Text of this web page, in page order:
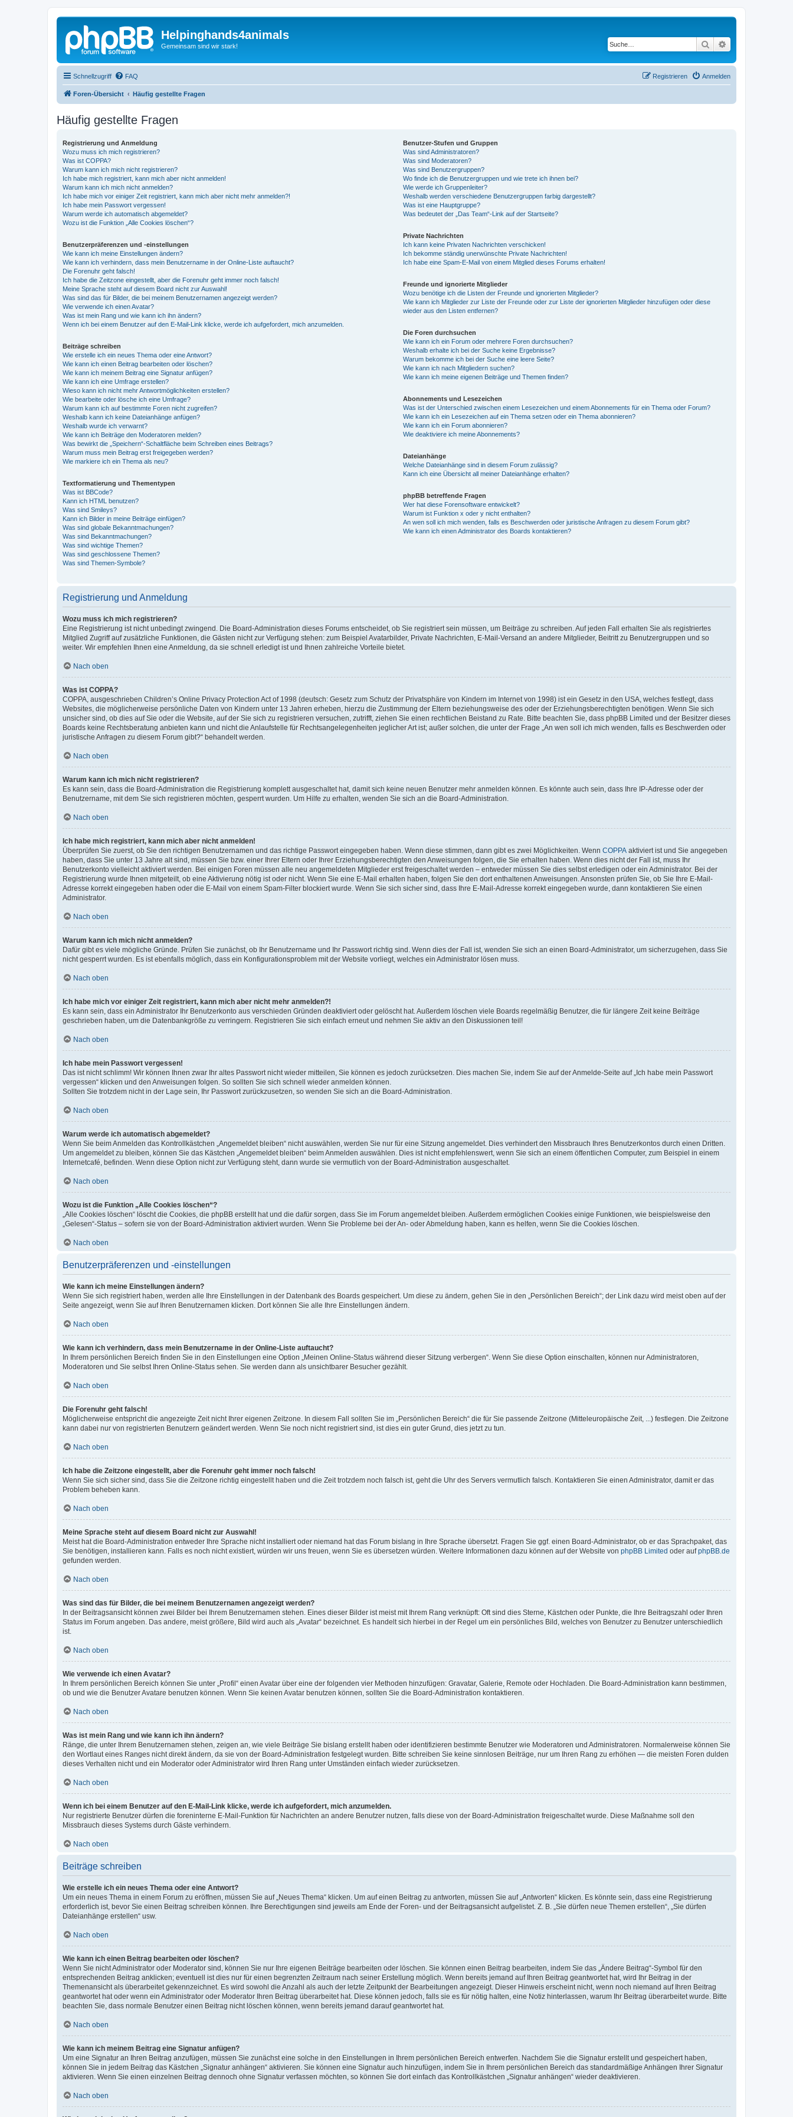
Helpinghands4animals
Gemeinsam sind wir stark! Suche
Schnellzugriff FAQ Anmelden
Registrieren
Foren-Übersicht Häufig gestellte Fragen
Häufig gestellte Fragen
Registrierung und Anmeldung
Wozu muss ich mich registrieren?
Was ist COPPA?
Warum kann ich mich nicht registrieren?
Ich habe mich registriert, kann mich aber nicht anmelden!
Warum kann ich mich nicht anmelden?
Ich habe mich vor einiger Zeit registriert, kann mich aber nicht mehr anmelden?!
Ich habe mein Passwort vergessen!
Warum werde ich automatisch abgemeldet?
Wozu ist die Funktion „Alle Cookies löschen“?
Benutzerpräferenzen und -einstellungen
Wie kann ich meine Einstellungen ändern?
Wie kann ich verhindern, dass mein Benutzername in der Online-Liste auftaucht?
Die Forenuhr geht falsch!
Ich habe die Zeitzone eingestellt, aber die Forenuhr geht immer noch falsch!
Meine Sprache steht auf diesem Board nicht zur Auswahl!
Was sind das für Bilder, die bei meinem Benutzernamen angezeigt werden?
Wie verwende ich einen Avatar?
Was ist mein Rang und wie kann ich ihn ändern?
Wenn ich bei einem Benutzer auf den E-Mail-Link klicke, werde ich aufgefordert, mich anzumelden.
Beiträge schreiben
Wie erstelle ich ein neues Thema oder eine Antwort?
Wie kann ich einen Beitrag bearbeiten oder löschen?
Wie kann ich meinem Beitrag eine Signatur anfügen?
Wie kann ich eine Umfrage erstellen?
Wieso kann ich nicht mehr Antwortmöglichkeiten erstellen?
Wie bearbeite oder lösche ich eine Umfrage?
Warum kann ich auf bestimmte Foren nicht zugreifen?
Weshalb kann ich keine Dateianhänge anfügen?
Weshalb wurde ich verwarnt?
Wie kann ich Beiträge den Moderatoren melden?
Was bewirkt die „Speichern“-Schaltfläche beim Schreiben eines Beitrags?
Warum muss mein Beitrag erst freigegeben werden?
Wie markiere ich ein Thema als neu?
Textformatierung und Thementypen
Was ist BBCode?
Kann ich HTML benutzen?
Was sind Smileys?
Kann ich Bilder in meine Beiträge einfügen?
Was sind globale Bekanntmachungen?
Was sind Bekanntmachungen?
Was sind wichtige Themen?
Was sind geschlossene Themen?
Was sind Themen-Symbole?
Benutzer-Stufen und Gruppen
Was sind Administratoren?
Was sind Moderatoren?
Was sind Benutzergruppen?
Wo finde ich die Benutzergruppen und wie trete ich ihnen bei?
Wie werde ich Gruppenleiter?
Weshalb werden verschiedene Benutzergruppen farbig dargestellt?
Was ist eine Hauptgruppe?
Was bedeutet der „Das Team“-Link auf der Startseite?
Private Nachrichten
Ich kann keine Privaten Nachrichten verschicken!
Ich bekomme ständig unerwünschte Private Nachrichten!
Ich habe eine Spam-E-Mail von einem Mitglied dieses Forums erhalten!
Freunde und ignorierte Mitglieder
Wozu benötige ich die Listen der Freunde und ignorierten Mitglieder?
Wie kann ich Mitglieder zur Liste der Freunde oder zur Liste der ignorierten Mitglieder hinzufügen oder diese
wieder aus den Listen entfernen?
Die Foren durchsuchen
Wie kann ich ein Forum oder mehrere Foren durchsuchen?
Weshalb erhalte ich bei der Suche keine Ergebnisse?
Warum bekomme ich bei der Suche eine leere Seite?
Wie kann ich nach Mitgliedern suchen?
Wie kann ich meine eigenen Beiträge und Themen finden?
Abonnements und Lesezeichen
Was ist der Unterschied zwischen einem Lesezeichen und einem Abonnements für ein Thema oder Forum?
Wie kann ich ein Lesezeichen auf ein Thema setzen oder ein Thema abonnieren?
Wie kann ich ein Forum abonnieren?
Wie deaktiviere ich meine Abonnements?
Dateianhänge
Welche Dateianhänge sind in diesem Forum zulässig?
Kann ich eine Übersicht all meiner Dateianhänge erhalten?
phpBB betreffende Fragen
Wer hat diese Forensoftware entwickelt?
Warum ist Funktion x oder y nicht enthalten?
An wen soll ich mich wenden, falls es Beschwerden oder juristische Anfragen zu diesem Forum gibt?
Wie kann ich einen Administrator des Boards kontaktieren?
Registrierung und Anmeldung
Wozu muss ich mich registrieren?
Eine Registrierung ist nicht unbedingt zwingend. Die Board-Administration dieses Forums entscheidet, ob Sie registriert sein müssen, um Beiträge zu schreiben. Auf jeden Fall erhalten Sie als registriertes
Mitglied Zugriff auf zusätzliche Funktionen, die Gästen nicht zur Verfügung stehen: zum Beispiel Avatarbilder, Private Nachrichten, E-Mail-Versand an andere Mitglieder, Beitritt zu Benutzergruppen und so
weiter. Wir empfehlen Ihnen eine Anmeldung, da sie schnell erledigt ist und Ihnen zahlreiche Vorteile bietet.
Nach oben
Was ist COPPA?
COPPA, ausgeschrieben Children’s Online Privacy Protection Act of 1998 (deutsch: Gesetz zum Schutz der Privatsphäre von Kindern im Internet von 1998) ist ein Gesetz in den USA, welches festlegt, dass
Websites, die möglicherweise persönliche Daten von Kindern unter 13 Jahren erheben, hierzu die Zustimmung der Eltern beziehungsweise des oder der Erziehungsberechtigten benötigen. Wenn Sie sich
unsicher sind, ob dies auf Sie oder die Website, auf der Sie sich zu registrieren versuchen, zutrifft, ziehen Sie einen rechtlichen Beistand zu Rate. Bitte beachten Sie, dass phpBB Limited und der Besitzer dieses
Boards keine Rechtsberatung anbieten kann und nicht die Anlaufstelle für Rechtsangelegenheiten jeglicher Art ist; außer solchen, die unter der Frage „An wen soll ich mich wenden, falls es Beschwerden oder
juristische Anfragen zu diesem Forum gibt?“ behandelt werden.
Nach oben
Warum kann ich mich nicht registrieren?
Es kann sein, dass die Board-Administration die Registrierung komplett ausgeschaltet hat, damit sich keine neuen Benutzer mehr anmelden können. Es könnte auch sein, dass Ihre IP-Adresse oder der
Benutzername, mit dem Sie sich registrieren möchten, gesperrt wurden. Um Hilfe zu erhalten, wenden Sie sich an die Board-Administration.
Nach oben
Ich habe mich registriert, kann mich aber nicht anmelden!
Überprüfen Sie zuerst, ob Sie den richtigen Benutzernamen und das richtige Passwort eingegeben haben. Wenn diese stimmen, dann gibt es zwei Möglichkeiten. Wenn COPPA aktiviert ist und Sie angegeben
haben, dass Sie unter 13 Jahre alt sind, müssen Sie bzw. einer Ihrer Eltern oder Ihrer Erziehungsberechtigten den Anweisungen folgen, die Sie erhalten haben. Wenn dies nicht der Fall ist, muss Ihr
Benutzerkonto vielleicht aktiviert werden. Bei einigen Foren müssen alle neu angemeldeten Mitglieder erst freigeschaltet werden – entweder müssen Sie dies selbst erledigen oder ein Administrator. Bei der
Registrierung wurde Ihnen mitgeteilt, ob eine Aktivierung nötig ist oder nicht. Wenn Sie eine E-Mail erhalten haben, folgen Sie den dort enthaltenen Anweisungen. Ansonsten prüfen Sie, ob Sie Ihre E-Mail-
Adresse korrekt eingegeben haben oder die E-Mail von einem Spam-Filter blockiert wurde. Wenn Sie sich sicher sind, dass Ihre E-Mail-Adresse korrekt eingegeben wurde, dann kontaktieren Sie einen
Administrator.
Nach oben
Warum kann ich mich nicht anmelden?
Dafür gibt es viele mögliche Gründe. Prüfen Sie zunächst, ob Ihr Benutzername und Ihr Passwort richtig sind. Wenn dies der Fall ist, wenden Sie sich an einen Board-Administrator, um sicherzugehen, dass Sie
nicht gesperrt wurden. Es ist ebenfalls möglich, dass ein Konfigurationsproblem mit der Website vorliegt, welches ein Administrator lösen muss.
Nach oben
Ich habe mich vor einiger Zeit registriert, kann mich aber nicht mehr anmelden?!
Es kann sein, dass ein Administrator Ihr Benutzerkonto aus verschieden Gründen deaktiviert oder gelöscht hat. Außerdem löschen viele Boards regelmäßig Benutzer, die für längere Zeit keine Beiträge
geschrieben haben, um die Datenbankgröße zu verringern. Registrieren Sie sich einfach erneut und nehmen Sie aktiv an den Diskussionen teil!
Nach oben
Ich habe mein Passwort vergessen!
Das ist nicht schlimm! Wir können Ihnen zwar Ihr altes Passwort nicht wieder mitteilen, Sie können es jedoch zurücksetzen. Dies machen Sie, indem Sie auf der Anmelde-Seite auf „Ich habe mein Passwort
vergessen“ klicken und den Anweisungen folgen. So sollten Sie sich schnell wieder anmelden können.
Sollten Sie trotzdem nicht in der Lage sein, Ihr Passwort zurückzusetzen, so wenden Sie sich an die Board-Administration.
Nach oben
Warum werde ich automatisch abgemeldet?
Wenn Sie beim Anmelden das Kontrollkästchen „Angemeldet bleiben“ nicht auswählen, werden Sie nur für eine Sitzung angemeldet. Dies verhindert den Missbrauch Ihres Benutzerkontos durch einen Dritten.
Um angemeldet zu bleiben, können Sie das Kästchen „Angemeldet bleiben“ beim Anmelden auswählen. Dies ist nicht empfehlenswert, wenn Sie sich an einem öffentlichen Computer, zum Beispiel in einem
Internetcafé, befinden. Wenn diese Option nicht zur Verfügung steht, dann wurde sie vermutlich von der Board-Administration ausgeschaltet.
Nach oben
Wozu ist die Funktion „Alle Cookies löschen“?
„Alle Cookies löschen“ löscht die Cookies, die phpBB erstellt hat und die dafür sorgen, dass Sie im Forum angemeldet bleiben. Außerdem ermöglichen Cookies einige Funktionen, wie beispielsweise den
„Gelesen“-Status – sofern sie von der Board-Administration aktiviert wurden. Wenn Sie Probleme bei der An- oder Abmeldung haben, kann es helfen, wenn Sie die Cookies löschen.
Nach oben
Benutzerpräferenzen und -einstellungen
Wie kann ich meine Einstellungen ändern?
Wenn Sie sich registriert haben, werden alle Ihre Einstellungen in der Datenbank des Boards gespeichert. Um diese zu ändern, gehen Sie in den „Persönlichen Bereich“; der Link dazu wird meist oben auf der
Seite angezeigt, wenn Sie auf Ihren Benutzernamen klicken. Dort können Sie alle Ihre Einstellungen ändern.
Nach oben
Wie kann ich verhindern, dass mein Benutzername in der Online-Liste auftaucht?
In Ihrem persönlichen Bereich finden Sie in den Einstellungen eine Option „Meinen Online-Status während dieser Sitzung verbergen“. Wenn Sie diese Option einschalten, können nur Administratoren,
Moderatoren und Sie selbst Ihren Online-Status sehen. Sie werden dann als unsichtbarer Besucher gezählt.
Nach oben
Die Forenuhr geht falsch!
Möglicherweise entspricht die angezeigte Zeit nicht Ihrer eigenen Zeitzone. In diesem Fall sollten Sie im „Persönlichen Bereich“ die für Sie passende Zeitzone (Mitteleuropäische Zeit, ...) festlegen. Die Zeitzone
kann dabei nur von registrierten Benutzern geändert werden. Wenn Sie noch nicht registriert sind, ist dies ein guter Grund, dies jetzt zu tun.
Nach oben
Ich habe die Zeitzone eingestellt, aber die Forenuhr geht immer noch falsch!
Wenn Sie sich sicher sind, dass Sie die Zeitzone richtig eingestellt haben und die Zeit trotzdem noch falsch ist, geht die Uhr des Servers vermutlich falsch. Kontaktieren Sie einen Administrator, damit er das
Problem beheben kann.
Nach oben
Meine Sprache steht auf diesem Board nicht zur Auswahl!
Meist hat die Board-Administration entweder Ihre Sprache nicht installiert oder niemand hat das Forum bislang in Ihre Sprache übersetzt. Fragen Sie ggf. einen Board-Administrator, ob er das Sprachpaket, das
Sie benötigen, installieren kann. Falls es noch nicht existiert, würden wir uns freuen, wenn Sie es übersetzen würden. Weitere Informationen dazu können auf der Website von phpBB Limited oder aufphpBB.de
gefunden werden.
Nach oben
Was sind das für Bilder, die bei meinem Benutzernamen angezeigt werden?
In der Beitragsansicht können zwei Bilder bei Ihrem Benutzernamen stehen. Eines dieser Bilder ist meist mit Ihrem Rang verknüpft: Oft sind dies Sterne, Kästchen oder Punkte, die Ihre Beitragszahl oder Ihren
Status im Forum angeben. Das andere, meist größere, Bild wird auch als „Avatar“ bezeichnet. Es handelt sich hierbei in der Regel um ein persönliches Bild, welches von Benutzer zu Benutzer unterschiedlich
ist.
Nach oben
Wie verwende ich einen Avatar?
In Ihrem persönlichen Bereich können Sie unter „Profil“ einen Avatar über eine der folgenden vier Methoden hinzufügen: Gravatar, Galerie, Remote oder Hochladen. Die Board-Administration kann bestimmen,
ob und wie die Benutzer Avatare benutzen können. Wenn Sie keinen Avatar benutzen können, sollten Sie die Board-Administration kontaktieren.
Nach oben
Was ist mein Rang und wie kann ich ihn ändern?
Ränge, die unter Ihrem Benutzernamen stehen, zeigen an, wie viele Beiträge Sie bislang erstellt haben oder identifizieren bestimmte Benutzer wie Moderatoren und Administratoren. Normalerweise können Sie
den Wortlaut eines Ranges nicht direkt ändern, da sie von der Board-Administration festgelegt wurden. Bitte schreiben Sie keine sinnlosen Beiträge, nur um Ihren Rang zu erhöhen — die meisten Foren dulden
dieses Verhalten nicht und ein Moderator oder Administrator wird Ihren Rang unter Umständen einfach wieder zurücksetzen.
Nach oben
Wenn ich bei einem Benutzer auf den E-Mail-Link klicke, werde ich aufgefordert, mich anzumelden.
Nur registrierte Benutzer dürfen die foreninterne E-Mail-Funktion für Nachrichten an andere Benutzer nutzen, falls diese von der Board-Administration freigeschaltet wurde. Diese Maßnahme soll den
Missbrauch dieses Systems durch Gäste verhindern.
Nach oben
Beiträge schreiben
Wie erstelle ich ein neues Thema oder eine Antwort?
Um ein neues Thema in einem Forum zu eröffnen, müssen Sie auf „Neues Thema“ klicken. Um auf einen Beitrag zu antworten, müssen Sie auf „Antworten“ klicken. Es könnte sein, dass eine Registrierung
erforderlich ist, bevor Sie einen Beitrag schreiben können. Ihre Berechtigungen sind jeweils am Ende der Foren- und der Beitragsansicht aufgelistet. Z. B. „Sie dürfen neue Themen erstellen“, „Sie dürfen
Dateianhänge erstellen“ usw.
Nach oben
Wie kann ich einen Beitrag bearbeiten oder löschen?
Wenn Sie nicht Administrator oder Moderator sind, können Sie nur Ihre eigenen Beiträge bearbeiten oder löschen. Sie können einen Beitrag bearbeiten, indem Sie das „Ändere Beitrag“-Symbol für den
entsprechenden Beitrag anklicken; eventuell ist dies nur für einen begrenzten Zeitraum nach seiner Erstellung möglich. Wenn bereits jemand auf Ihren Beitrag geantwortet hat, wird Ihr Beitrag in der
Themenansicht als überarbeitet gekennzeichnet. Es wird sowohl die Anzahl als auch der letzte Zeitpunkt der Bearbeitungen angezeigt. Dieser Hinweis erscheint nicht, wenn noch niemand auf Ihren Beitrag
geantwortet hat oder wenn ein Administrator oder Moderator Ihren Beitrag überarbeitet hat. Diese können jedoch, falls sie es für nötig halten, eine Notiz hinterlassen, warum Ihr Beitrag überarbeitet wurde. Bitte
beachten Sie, dass normale Benutzer einen Beitrag nicht löschen können, wenn bereits jemand darauf geantwortet hat.
Nach oben
Wie kann ich meinem Beitrag eine Signatur anfügen?
Um eine Signatur an Ihren Beitrag anzufügen, müssen Sie zunächst eine solche in den Einstellungen in Ihrem persönlichen Bereich entwerfen. Nachdem Sie die Signatur erstellt und gespeichert haben,
können Sie in jedem Beitrag das Kästchen „Signatur anhängen“ aktivieren. Sie können eine Signatur auch hinzufügen, indem Sie in Ihrem persönlichen Bereich das standardmäßige Anhängen Ihrer Signatur
aktivieren. Wenn Sie einen einzelnen Beitrag dennoch ohne Signatur verfassen möchten, so können Sie dort einfach das Kontrollkästchen „Signatur anhängen“ wieder deaktivieren.
Nach oben